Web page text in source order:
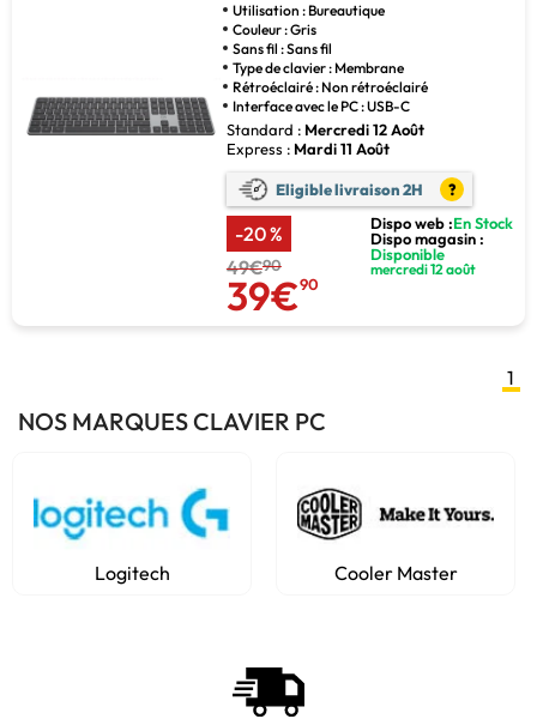
Utilisation : Bureautique
Couleur : Gris
Sans fil : Sans fil
Type de clavier : Membrane
Rétroéclairé : Non rétroéclairé
Interface avec le PC : USB-C
Standard : Mercredi 12 Août
Express : Mardi 11 Août
Eligible livraison 2H ?
-20 %
49€90
39€90
Dispo web :En Stock
Dispo magasin :
Disponible
mercredi 12 août
1
NOS MARQUES CLAVIER PC